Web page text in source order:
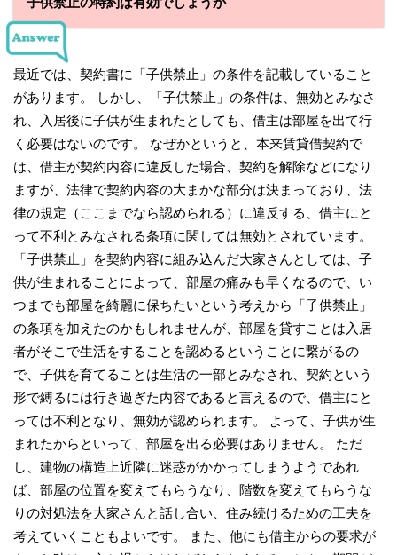
最近では、契約書に「子供禁止」の条件を記載していること
があります。 しかし、「子供禁止」の条件は、無効とみなさ
れ、入居後に子供が生まれたとしても、借主は部屋を出て行
く必要はないのです。 なぜかというと、本来賃貸借契約で
は、借主が契約内容に違反した場合、契約を解除などになり
ますが、法律で契約内容の大まかな部分は決まっており、法
律の規定（ここまでなら認められる）に違反する、借主にと
って不利とみなされる条項に関しては無効とされています。
「子供禁止」を契約内容に組み込んだ大家さんとしては、子
供が生まれることによって、部屋の痛みも早くなるので、い
つまでも部屋を綺麗に保ちたいという考えから「子供禁止」
の条項を加えたのかもしれませんが、部屋を貸すことは入居
者がそこで生活をすることを認めるということに繋がるの
で、子供を育てることは生活の一部とみなされ、契約という
形で縛るには行き過ぎた内容であると言えるので、借主にと
っては不利となり、無効が認められます。 よって、子供が生
まれたからといって、部屋を出る必要はありません。 ただ
し、建物の構造上近隣に迷惑がかかってしまうようであれ
ば、部屋の位置を変えてもらうなり、階数を変えてもらうな
りの対処法を大家さんと話し合い、住み続けるための工夫を
考えていくこともよいです。 また、他にも借主からの要求が